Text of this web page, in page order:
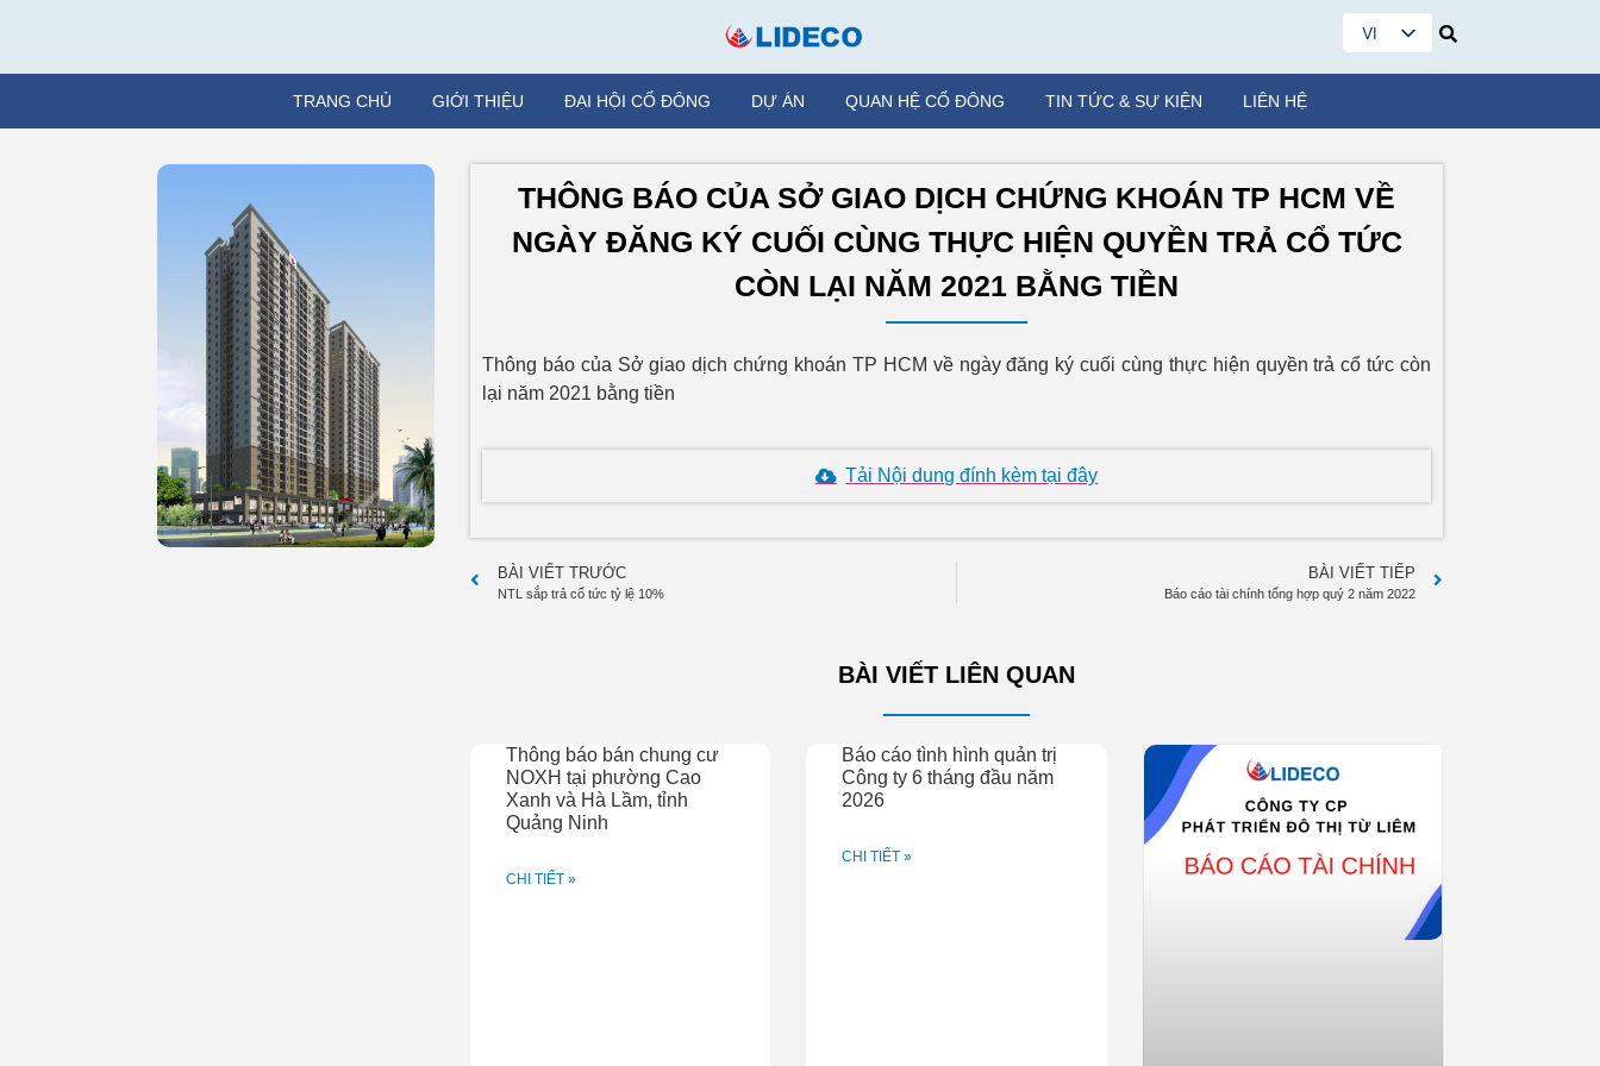
VI
EN
TRANG CHỦ GIỚI THIỆU ĐẠI HỘI CỔ ĐÔNG DỰ ÁN QUAN HỆ CỔ ĐÔNG TIN TỨC & SỰ KIỆN LIÊN HỆ
THÔNG BÁO CỦA SỞ GIAO DỊCH CHỨNG KHOÁN TP HCM VỀ
NGÀY ĐĂNG KÝ CUỐI CÙNG THỰC HIỆN QUYỀN TRẢ CỔ TỨC
CÒN LẠI NĂM 2021 BẰNG TIỀN
Thông báo của Sở giao dịch chứng khoán TP HCM về ngày đăng ký cuối cùng thực hiện quyền trả cổ tức còn
lại năm 2021 bằng tiền
Tải Nội dung đính kèm tại đây
BÀI VIẾT TRƯỚC
NTL sắp trả cổ tức tỷ lệ 10%
BÀI VIẾT TIẾP
Báo cáo tài chính tổng hợp quý 2 năm 2022
BÀI VIẾT LIÊN QUAN
Thông báo bán chung cư
NOXH tại phường Cao
Xanh và Hà Lầm, tỉnh
Quảng Ninh
CHI TIẾT »
Báo cáo tình hình quản trị
Công ty 6 tháng đầu năm
2026
CHI TIẾT »